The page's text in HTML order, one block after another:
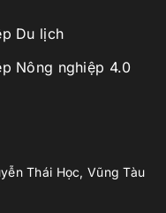
Du lịch
Nông nghiệp 4.0
Thái Học, Vũng Tàu